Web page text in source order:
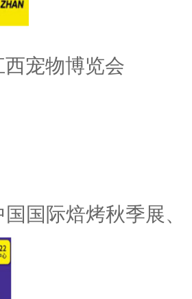
西宠物博览会
国际焙烤秋季展、